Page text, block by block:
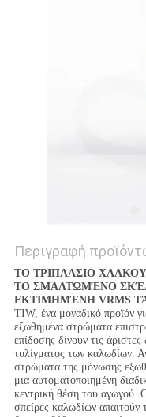
Περιγραφή
ΤΟ ΤΡΙΠΛΑΣΙΟ
ΤΟ ΣΜΑΛΤΩΜΈΝΟ
ΕΚΤΙΜΗΜΈΝΗ VRMS
TIW, ένα μοναδικό προϊόν
εξωθημένα στρώματα
επίδοσης δίνουν τις
τυλίγματος των καλωδίων.
στρώματα της μόνωσης
μια αυτοματοποιημένη
κεντρική θέση του αγωγού.
σπείρες καλωδίων